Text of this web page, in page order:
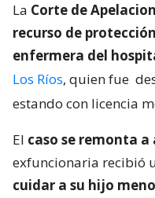
La Corte de
recurso de
enfermera del
Los Ríos, quien fue
estando con licencia
El caso se remonta a
exfuncionaria recibió
cuidar a su hijo